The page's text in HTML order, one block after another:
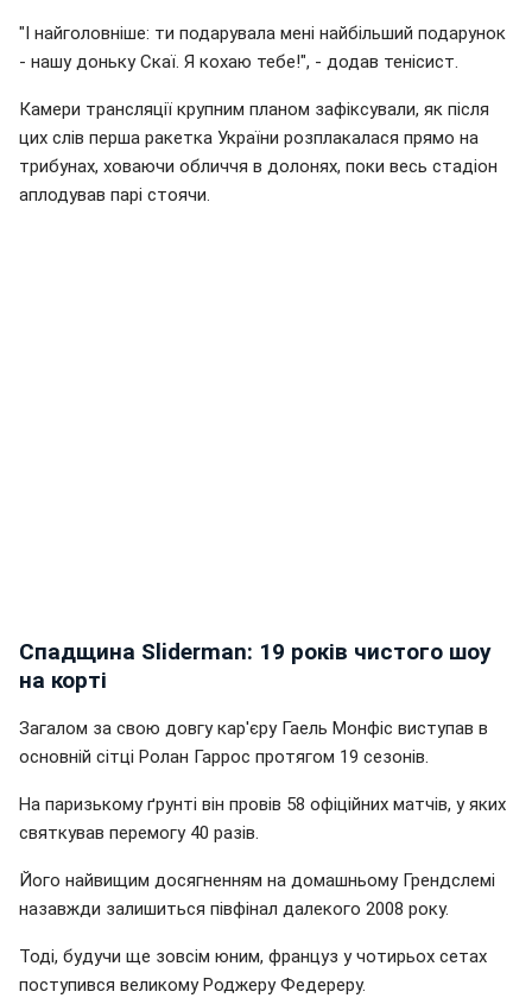
"І найголовніше: ти подарувала мені найбільший подарунок
- нашу доньку Скаї. Я кохаю тебе!", - додав тенісист.
Камери трансляції крупним планом зафіксували, як після
цих слів перша ракетка України розплакалася прямо на
трибунах, ховаючи обличчя в долонях, поки весь стадіон
аплодував парі стоячи.
Спадщина Sliderman: 19 років чистого шоу
на корті
Загалом за свою довгу кар'єру Гаель Монфіс виступав в
основній сітці Ролан Гаррос протягом 19 сезонів.
На паризькому ґрунті він провів 58 офіційних матчів, у яких
святкував перемогу 40 разів.
Його найвищим досягненням на домашньому Грендслемі
назавжди залишиться півфінал далекого 2008 року.
Тоді, будучи ще зовсім юним, француз у чотирьох сетах
поступився великому Роджеру Федереру.